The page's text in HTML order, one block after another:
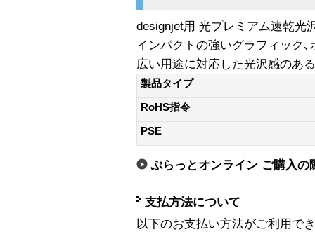
designjet用 光プレミアム速乾光
インパクトの強いグラフィック
広い用途に対応した光沢感のあ
製品タイプ
RoHS指令
PSE
ぷらっとオンライン ご購入の
支払方法について
以下のお支払い方法がご利用で